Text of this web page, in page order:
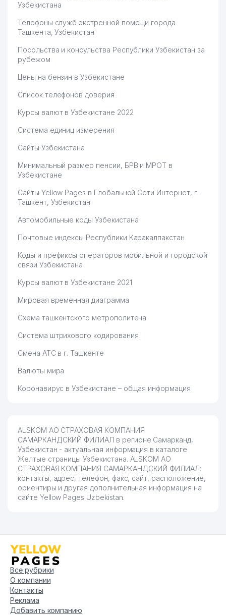
Узбекистана
Телефоны служб экстренной помощи города
Ташкента, Узбекистан
Посольства и консульства Республики Узбекистан за
рубежом
Цены на бензин в Узбекистане
Список телефонов доверия
Курсы валют в Узбекистане 2022
Система единиц измерения
Сайты Узбекистана
Минимальный размер пенсии, БРВ и МРОТ в
Узбекистане
Сайты Yellow Pages в Глобальной Сети Интернет, г.
Ташкент, Узбекистан
Автомобильные коды Узбекистана
Почтовые индексы Республики Каракалпакстан
Коды и префиксы операторов мобильной и городской
связи Узбекистана
Курсы валют в Узбекистане 2021
Мировая временная диаграмма
Схема ташкентского метрополитена
Система штрихового кодирования
Смена АТС в г. Ташкенте
Валюты мира
Коронавирус в Узбекистане – общая информация
ALSKOM АО СТРАХОВАЯ КОМПАНИЯ
САМАРКАНДСКИЙ ФИЛИАЛ в регионе Самарканд,
Узбекистан - актуальная информация в каталоге
Желтые страницы Узбекистана. ALSKOM АО
СТРАХОВАЯ КОМПАНИЯ САМАРКАНДСКИЙ ФИЛИАЛ:
контакты, адрес, телефон, факс, сайт, расположение,
ориентиры и другая дополнительная информация на
сайте Yellow Pages Uzbekistan.
Все рубрики
О компании
Контакты
Реклама
Добавить компанию